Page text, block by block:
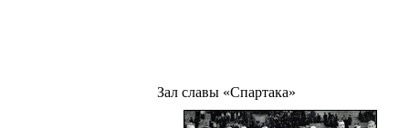
Зал славы «Спартака»